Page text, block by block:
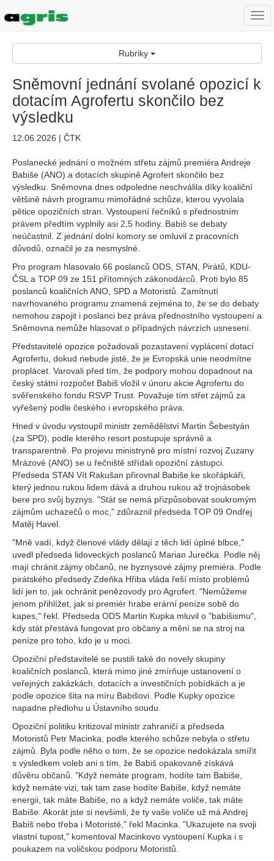
Rubriky
Sněmovní jednání svolané opozicí k
dotacím Agrofertu skončilo bez
výsledku
12.06.2026 | ČTK
Poslanecké jednání o možném střetu zájmů premiéra Andreje
Babiše (ANO) a dotacích skupině Agrofert skončilo bez
výsledku. Sněmovna dnes odpoledne neschválila díky koaliční
většině návrh programu mimořádné schůze, kterou vyvolala
pětice opozičních stran. Vystoupení řečníků s přednostním
právem předtím vyplnily asi 2,5 hodiny. Babiš se debaty
neúčastnil. Z jednání dolní komory se omluvil z pracovních
důvodů, označil je za nesmyslné.
Pro program hlasovalo 66 poslanců ODS, STAN, Pirátů, KDU-
ČSL a TOP 09 ze 151 přítomných zákonodárců. Proti bylo 85
poslanců koaličních ANO, SPD a Motoristů. Zamítnutí
navrhovaného programu znamená zejména to, že se do debaty
nemohou zapojit i poslanci bez práva přednostního vystoupení a
Sněmovna nemůže hlasovat o případných návrzích usnesení.
Představitelé opozice požadovali pozastavení vyplácení dotací
Agrofertu, dokud nebude jisté, že je Evropská unie neodmítne
proplácet. Varovali před tím, že podpory mohou dopadnout na
český státní rozpočet Babiš vložil v únoru akcie Agrofertu do
svěřenského fondu RSVP Trust. Považuje tím střet zájmů za
vyřešený podle českého i evropského práva.
Hned v úvodu vystoupil ministr zemědělství Martin Šebestyán
(za SPD), podle kterého resort postupuje správně a
transparentně. Po projevu ministryně pro místní rozvoj Zuzany
Mrázové (ANO) se u řečniště střídali opoziční zástupci.
Předseda STAN Vít Rakušan přirovnal Babiše ke skořápkáři,
který jednou rukou lidem dává a druhou rukou až trojnásobek
bere pro svůj byznys. "Stát se nemá přizpůsobovat soukromým
zájmům uchazečů o moc," zdůraznil předseda TOP 09 Ondřej
Matěj Havel.
"Mně vadí, když členové vlády dělají z těch lidí úplné blbce,"
uvedl předseda lidoveckých poslanců Marian Jurečka. Podle něj
mají chránit zájmy občanů, ne byznysové zájmy premiéra. Podle
pirátského předsedy Zdeňka Hřiba vláda řeší místo problémů
lidí jen to, jak ochránit penězovody pro Agrofert. "Nemůžeme
jenom přihlížet, jak si premiér hrabe erární peníze sobě do
kapes," řekl. Předseda ODS Martin Kupka mluvil o "babišismu",
kdy stát přestává fungovat pro občany a mění se na stroj na
peníze pro toho, kdo je u moci.
Opoziční představitelé se pustili také do novely skupiny
koaličních poslanců, která mimo jiné zmírňuje ustanovení o
veřejných zakázkách, dotacích a investičních pobídkách a je
podle opozice šita na míru Babišovi. Podle Kupky opozice
napadne předlohu u Ústavního soudu.
Opoziční politiku kritizoval ministr zahraničí a předseda
Motoristů Petr Macinka, podle kterého schůze nebyla o střetu
zájmů. Byla podle něho o tom, že se opozice nedokázala smířit
s výsledkem voleb ani s tím, že Babiš opakovaně získává
důvěru občanů. "Když nemáte program, hodíte tam Babiše,
když nemáte vizi, tak tam zase hodíte Babiše, když nemáte
energii, tak máte Babiše, no a když nemáte voliče, tak máte
Babiše. Akorát jste si nevšimli, že ty vaše voliče už má Andrej
Babiš nebo třeba i Motoristé," řekl Macinka. "Ukazujete na svoji
vlastní tupost," komentoval Macinkovo vystoupení Kupka i s
poukazem na voličskou podporu Motoristů.